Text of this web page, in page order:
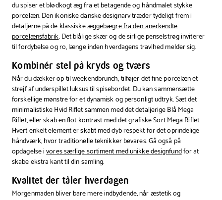
du spiser et blødkogt æg fra et betagende og håndmalet stykke
porcelæn. Den ikoniske danske designarv træder tydeligt frem i
detaljerne på de klassiskeæggebægre fra den anerkendte
porcelænsfabrik. Det blålige skær og de sirlige penselstrøg inviterer
til fordybelse og ro, længe inden hverdagens travlhed melder sig.
Kombinér stel på kryds og tværs
Når du dækker op til weekendbrunch, tilføjer det fine porcelæn et
strejf af underspillet luksus til spisebordet. Du kan sammensætte
forskellige mønstre for et dynamisk og personligt udtryk. Sæt det
minimalistiske Hvid Riflet sammen med det detaljerige Blå Mega
Riflet, eller skab en flot kontrast med det grafiske Sort Mega Riflet.
Hvert enkelt element er skabt med dyb respekt for det oprindelige
håndværk, hvor traditionelle teknikker bevares. Gå også på
opdagelse ivores særlige sortiment med unikke designfundfor at
skabe ekstra kant til din samling.
Kvalitet der tåler hverdagen
Morgenmaden bliver bare mere indbydende, når æstetik og